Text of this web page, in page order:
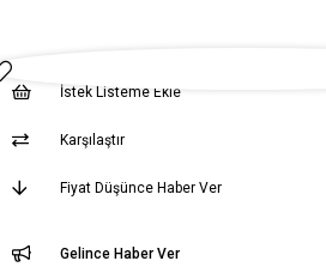
İstek Listeme Ekle
Karşılaştır
Fiyat Düşünce Haber Ver
Gelince Haber Ver